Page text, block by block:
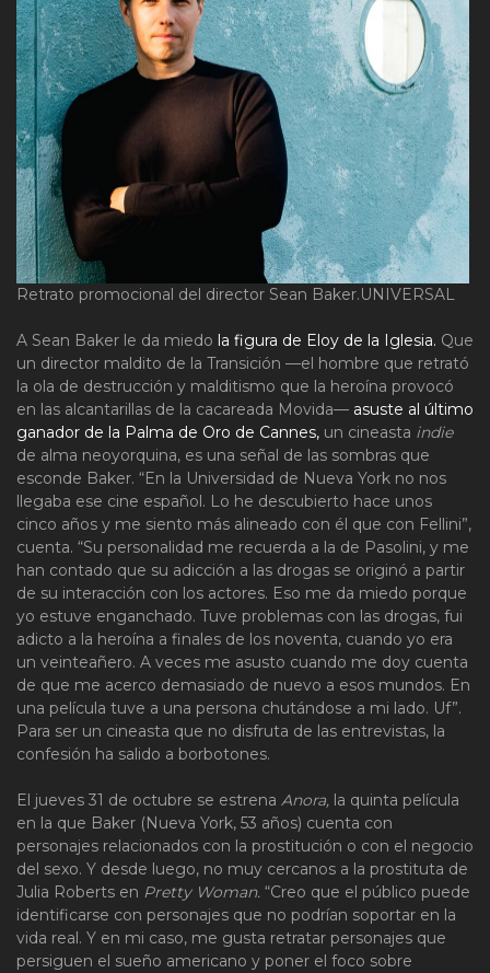
Retrato promocional del director Sean Baker.UNIVERSAL
A Sean Baker le da miedo la figura de Eloy de la Iglesia. Que
un director maldito de la Transición —el hombre que retrató
la ola de destrucción y malditismo que la heroína provocó
en las alcantarillas de la cacareada Movida— asuste al último
ganador de la Palma de Oro de Cannes, un cineasta indie
de alma neoyorquina, es una señal de las sombras que
esconde Baker. “En la Universidad de Nueva York no nos
llegaba ese cine español. Lo he descubierto hace unos
cinco años y me siento más alineado con él que con Fellini”,
cuenta. “Su personalidad me recuerda a la de Pasolini, y me
han contado que su adicción a las drogas se originó a partir
de su interacción con los actores. Eso me da miedo porque
yo estuve enganchado. Tuve problemas con las drogas, fui
adicto a la heroína a finales de los noventa, cuando yo era
un veinteañero. A veces me asusto cuando me doy cuenta
de que me acerco demasiado de nuevo a esos mundos. En
una película tuve a una persona chutándose a mi lado. Uf”.
Para ser un cineasta que no disfruta de las entrevistas, la
confesión ha salido a borbotones.
El jueves 31 de octubre se estrena Anora, la quinta película
en la que Baker (Nueva York, 53 años) cuenta con
personajes relacionados con la prostitución o con el negocio
del sexo. Y desde luego, no muy cercanos a la prostituta de
Julia Roberts en Pretty Woman. “Creo que el público puede
identificarse con personajes que no podrían soportar en la
vida real. Y en mi caso, me gusta retratar personajes que
persiguen el sueño americano y poner el foco sobre